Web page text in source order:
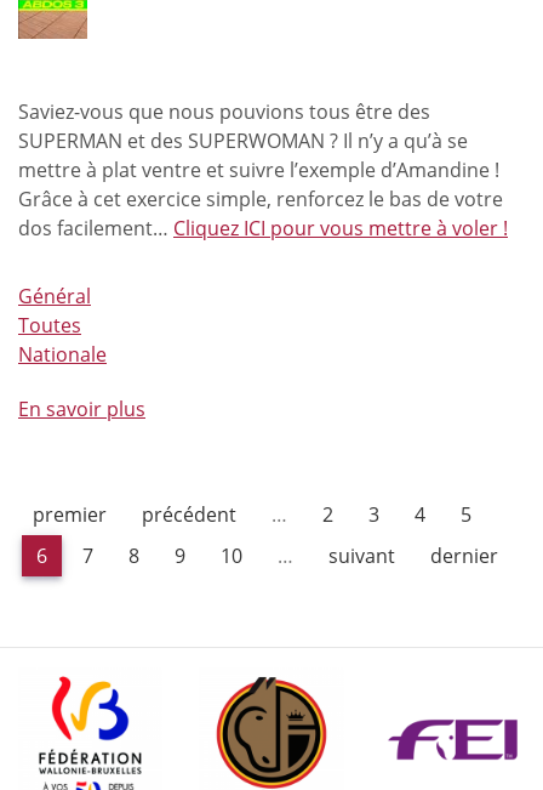
pour
l’équitation
belge
Saviez-vous que nous pouvions tous être des
SUPERMAN et des SUPERWOMAN ? Il n’y a qu’à se
mettre à plat ventre et suivre l’exemple d’Amandine !
Grâce à cet exercice simple, renforcez le bas de votre
dos facilement… Cliquez ICI pour vous mettre à voler !
Général
Toutes
Nationale
En savoir plus
les
pros
:
physique
athlètes
premier précédent … 2 3 4
5
6
7 8 9 10 … suivant dernier